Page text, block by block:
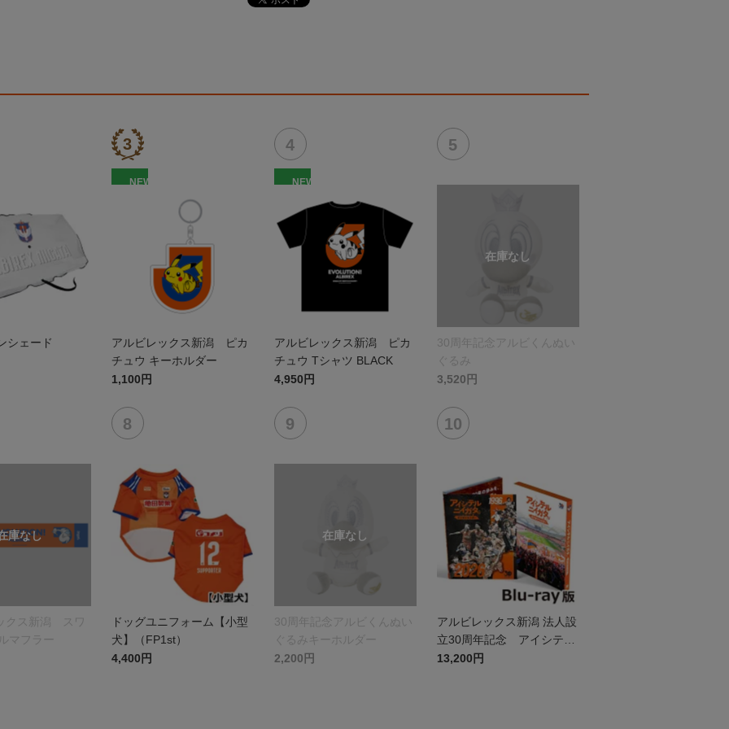
シェード
NEW
アルビレックス新潟 ピカ
チュウ キーホルダー
1,100円
NEW
アルビレックス新潟 ピカ
チュウ Tシャツ BLACK
4,950円
30周年記念アルビくんぬい
ぐるみ
3,520円
クス新潟 スワ
マフラー
ドッグユニフォーム【小型
犬】（FP1st）
4,400円
30周年記念アルビくんぬい
ぐるみキーホルダー
2,200円
アルビレックス新潟 法人設
立30周年記念 アイシテル
ニイガタ ―受け継がれる想
13,200円